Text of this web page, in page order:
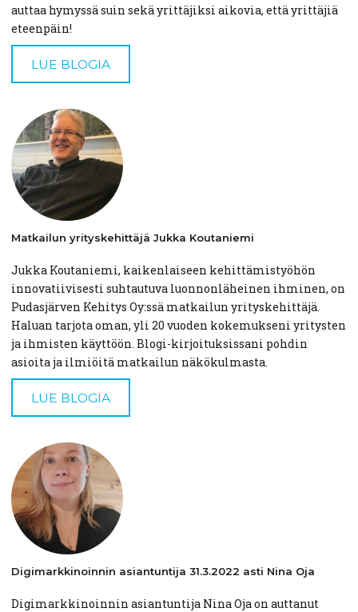
auttaa hymyssä suin sekä yrittäjiksi aikovia, että yrittäjiä
eteenpäin!
LUE BLOGIA
Matkailun yrityskehittäjä Jukka Koutaniemi
Jukka Koutaniemi, kaikenlaiseen kehittämistyöhön
innovatiivisesti suhtautuva luonnonläheinen ihminen, on
Pudasjärven Kehitys Oy:ssä matkailun yrityskehittäjä.
Haluan tarjota oman, yli 20 vuoden kokemukseni yritysten
ja ihmisten käyttöön. Blogi-kirjoituksissani pohdin
asioita ja ilmiöitä matkailun näkökulmasta.
LUE BLOGIA
Digimarkkinoinnin asiantuntija 31.3.2022 asti Nina Oja
Digimarkkinoinnin asiantuntija Nina Oja on auttanut